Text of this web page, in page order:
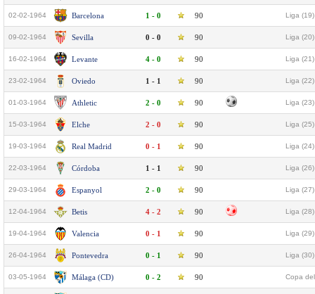
02-02-1964 Barcelona 1 - 0 90 Liga (19)
09-02-1964 Sevilla 0 - 0 90 Liga (20)
16-02-1964 Levante 4 - 0 90 Liga (21)
23-02-1964 Oviedo 1 - 1 90 Liga (22)
01-03-1964 Athletic 2 - 0 90 Liga (23)
15-03-1964 Elche 2 - 0 90 Liga (25)
19-03-1964 Real Madrid 0 - 1 90 Liga (24)
22-03-1964 Córdoba 1 - 1 90 Liga (26)
29-03-1964 Espanyol 2 - 0 90 Liga (27)
12-04-1964 Betis 4 - 2 90 Liga (28)
19-04-1964 Valencia 0 - 1 90 Liga (29)
26-04-1964 Pontevedra 0 - 1 90 Liga (30)
03-05-1964 Málaga (CD) 0 - 2 90 Copa